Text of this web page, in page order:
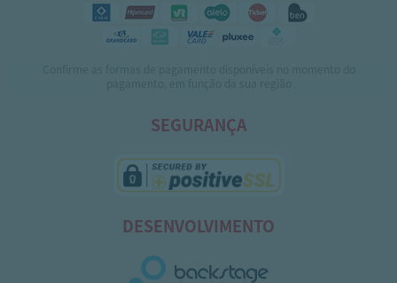
SEGURANÇA
DESENVOLVIMENTO